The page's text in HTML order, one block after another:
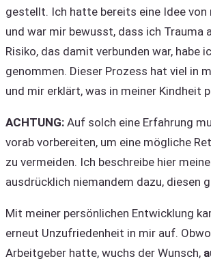
gestellt. Ich hatte bereits eine Idee von
und war mir bewusst, dass ich Trauma
Risiko, das damit verbunden war, habe
genommen. Dieser Prozess hat viel in
und mir erklärt, was in meiner Kindheit
ACHTUNG: Auf solch eine Erfahrung
vorab vorbereiten, um eine mögliche
zu vermeiden. Ich beschreibe hier
ausdrücklich niemandem dazu, diesen
Mit meiner persönlichen Entwicklung
erneut Unzufriedenheit in mir auf.
Arbeitgeber hatte, wuchs der Wunsch,